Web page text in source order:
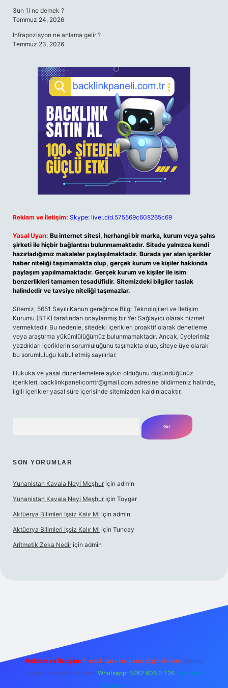
3un 1i ne demek ?
Temmuz 24, 2026
Infrapozisyon ne anlama gelir ?
Temmuz 23, 2026
Reklam ve İletişim: Skype: live:.cid.575569c608265c69
Yasal Uyarı: Bu internet sitesi, herhangi bir marka, kurum veya şahıs
şirketi ile hiçbir bağlantısı bulunmamaktadır. Sitede yalnızca kendi
hazırladığımız makaleler paylaşılmaktadır. Burada yer alan içerikler
haber niteliği taşımamakta olup, gerçek kurum ve kişiler hakkında
paylaşım yapılmamaktadır. Gerçek kurum ve kişiler ile isim
benzerlikleri tamamen tesadüfidir. Sitemizdeki bilgiler taslak
halindedir ve tavsiye niteliği taşımazlar.
Sitemiz, 5651 Sayılı Kanun gereğince Bilgi Teknolojileri ve İletişim
Kurumu (BTK) tarafından onaylanmış bir Yer Sağlayıcı olarak hizmet
vermektedir. Bu nedenle, sitedeki içerikleri proaktif olarak denetleme
veya araştırma yükümlülüğümüz bulunmamaktadır. Ancak, üyelerimiz
yazdıkları içeriklerin sorumluluğunu taşımakta olup, siteye üye olarak
bu sorumluluğu kabul etmiş sayılırlar.
Hukuka ve yasal düzenlemelere aykırı olduğunu düşündüğünüz
içerikleri, backlinkpanelicomtr@gmail.com adresine bildirmeniz halinde,
ilgili içerikler yasal süre içerisinde sitemizden kaldırılacaktır.
SON YORUMLAR
Yunanistan Kavala Neyi Meşhur için admin
Yunanistan Kavala Neyi Meşhur için Toygar
Aktüerya Bilimleri Işsiz Kalır Mı için admin
Aktüerya Bilimleri Işsiz Kalır Mı için Tuncay
Aritmetik Zeka Nedir için admin
Reklam ve İletişim: E-mail: backlinkpaneli@gmail.com Teams:
forumhizmeti@gmail.com Whatsapp: 0262 606 0 726 Telegram:
@karabul